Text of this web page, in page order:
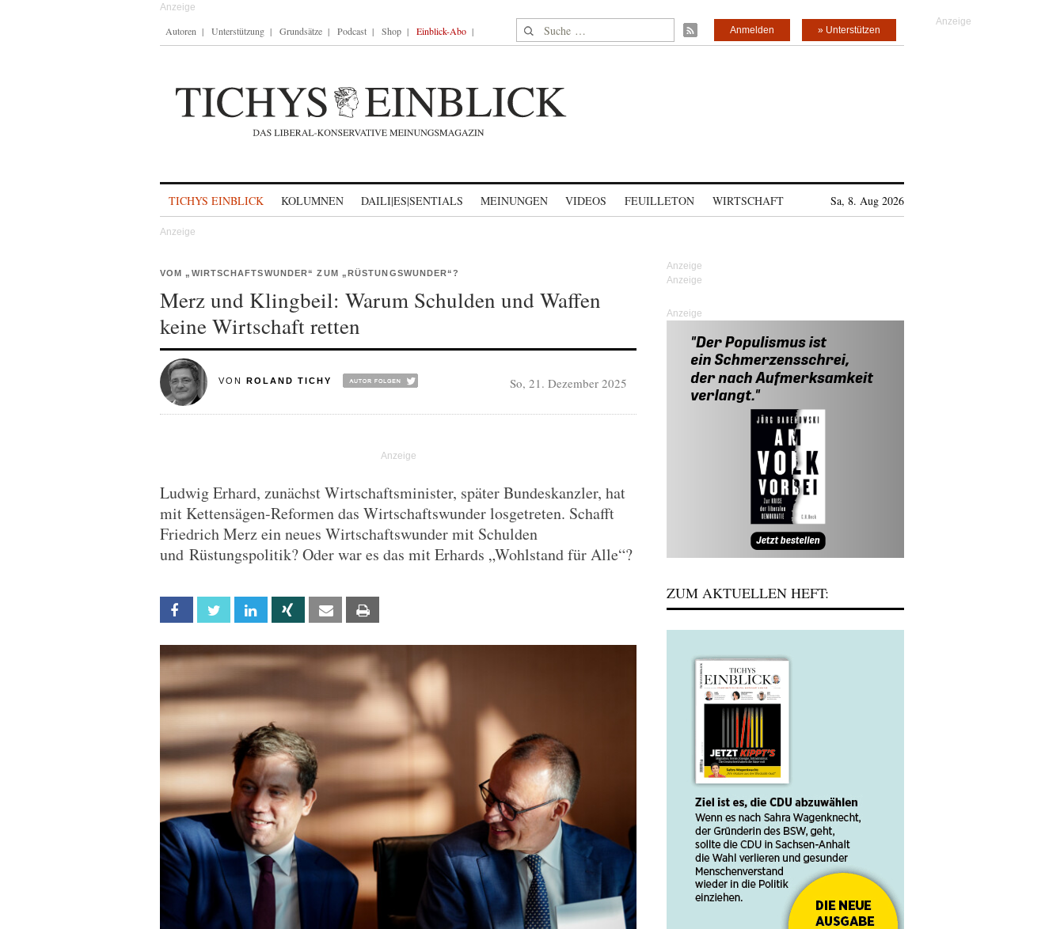
Autoren Unterstützung Grundsätze Podcast Shop Einblick-Abo Suche nach: » Unterstützen
Anmelden
TICHYS EINBLICK KOLUMNEN DAILI|ES|SENTIALS MEINUNGEN VIDEOS FEUILLETON WIRTSCHAFT Sa, 8. Aug 2026
VOM „WIRTSCHAFTSWUNDER“ ZUM „RÜSTUNGSWUNDER“?
Merz und Klingbeil: Warum Schulden und Waffen
keine Wirtschaft retten
VON ROLAND TICHY So, 21. Dezember 2025
Ludwig Erhard, zunächst Wirtschaftsminister, später Bundeskanzler, hat
mit Kettensägen-Reformen das Wirtschaftswunder losgetreten. Schafft
Friedrich Merz ein neues Wirtschaftswunder mit Schulden
und Rüstungspolitik? Oder war es das mit Erhards „Wohlstand für Alle“?
Facebook Twitter Linkedin Xing Email
Anzeige
ZUM AKTUELLEN HEFT: